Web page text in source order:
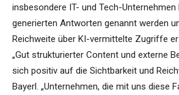
insbesondere IT- und Tech-Unternehmen
generierten Antworten genannt werden
Reichweite über KI-vermittelte Zugriffe
„Gut strukturierter Content und externe
sich positiv auf die Sichtbarkeit und
Bayerl. „Unternehmen, die mit uns diese